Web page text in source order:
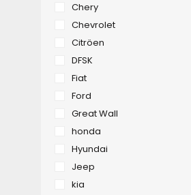
Chery
Chevrolet
Citröen
DFSK
Fiat
Ford
Great Wall
honda
Hyundai
Jeep
kia